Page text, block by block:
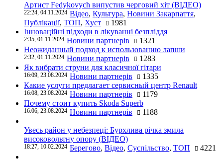
Артист Fedykovych випустив черговий хіт (ВІДЕО)
22:24, 04.11.2024 Відео, Культура, Новини Закарпаття,
Публікації, ТОП, Хуст
1981
Інноваційні підходи в лікуванні безпліддя
2:35, 01.11.2024 Новини партнерів
1321
Неожиданный подход к использованию лапши
2:32, 01.11.2024 Новини партнерів
1283
Як вибрати струни для класичної гітари
16:09, 23.08.2024 Новини партнерів
1335
Какие услуги предлагает сервисный центр Renault
16:08, 23.08.2024 Новини партнерів
1179
Почему стоит купить Skoda Superb
16:06, 23.08.2024 Новини партнерів 1188
Увесь район у небезпеці: Бурхлива річка змила
високовольтну опору (ВІДЕО)
18:27, 10.02.2024 Берегово, Відео, Суспільство, ТОП 4221